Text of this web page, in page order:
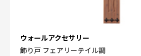
ウォールアクセサリー
飾り戸 フェアリーテイル調